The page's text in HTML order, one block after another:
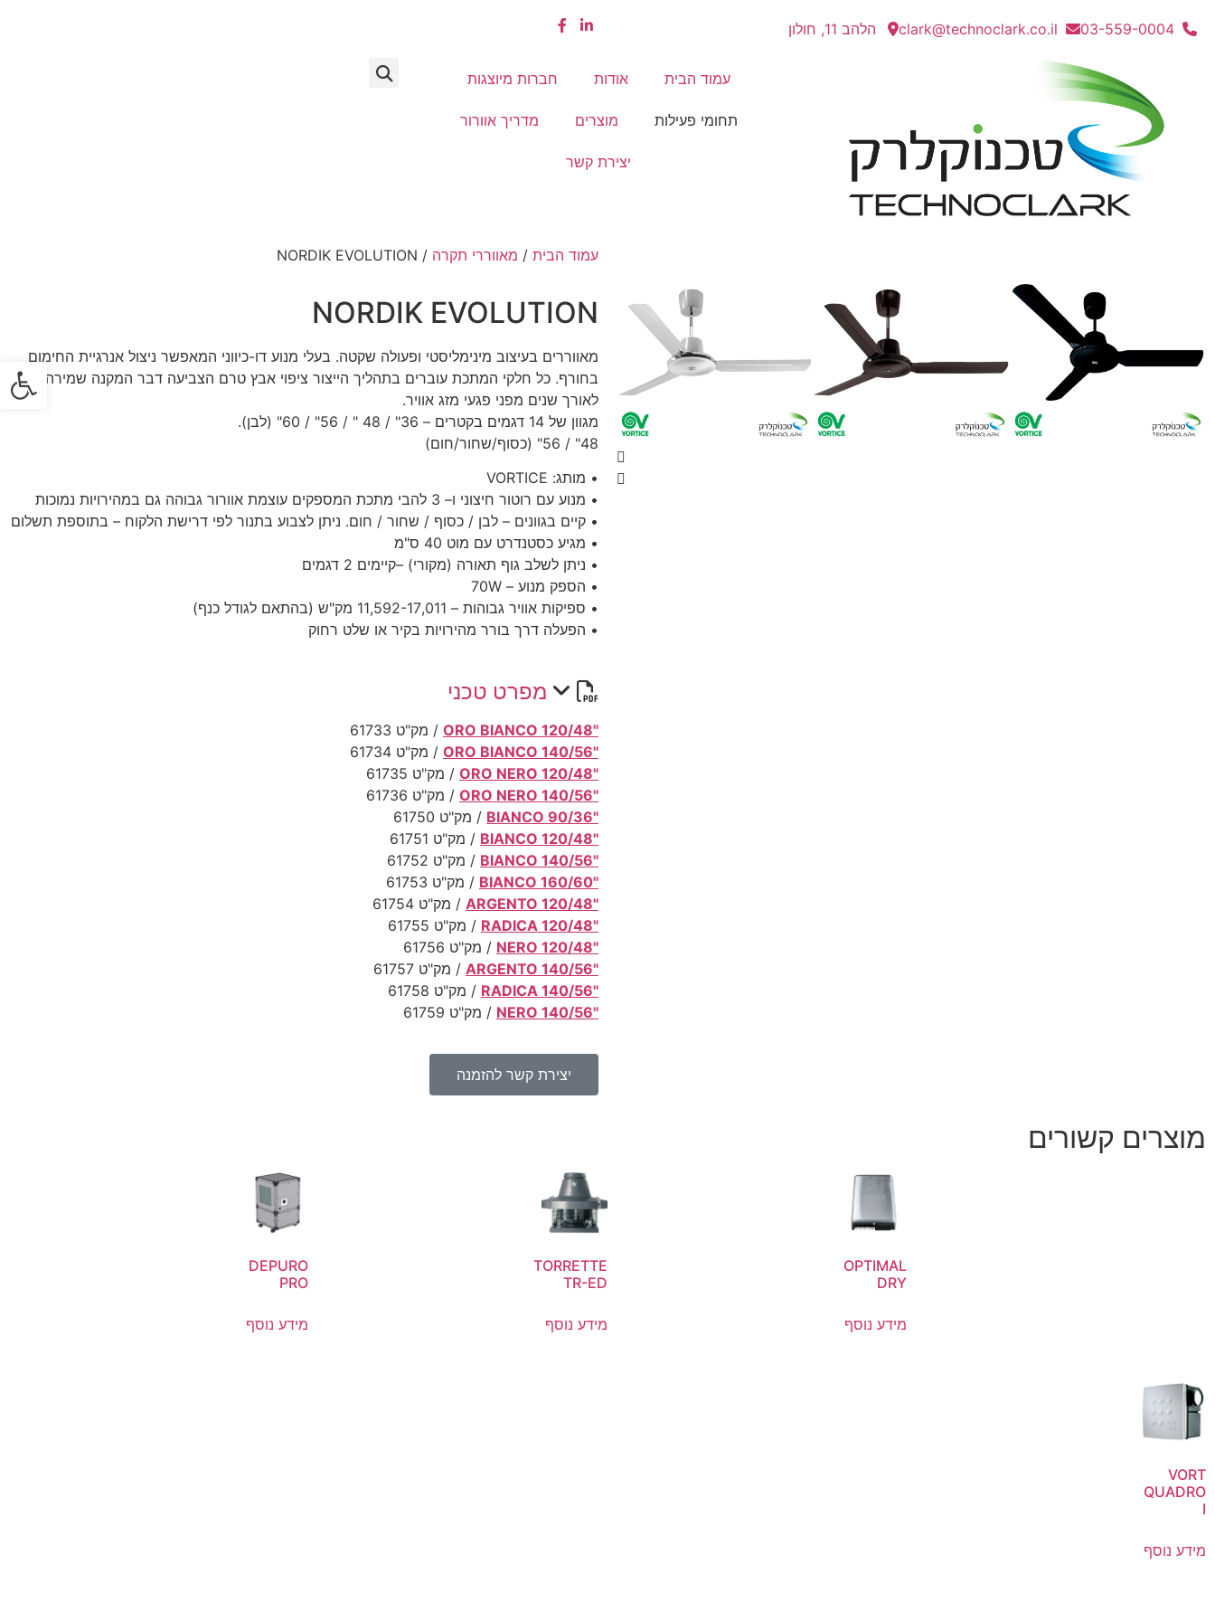
03-559-0004
clark@technoclark.co.il הלהב 11, חולון
עמוד הבית אודות חברות מיוצגות
תחומי פעילות מוצרים מדריך אוורור
יצירת קשר
עמוד הבית / מאווררי תקרה / NORDIK EVOLUTION
NORDIK EVOLUTION
מאווררים בעיצוב מינימליסטי ופעולה שקטה. בעלי מנוע דו-כיווני המאפשר ניצול אנרגיית החימום
בחורף. כל חלקי המתכת עוברים בתהליך הייצור ציפוי אבץ טרם הצביעה דבר המקנה שמירה
לאורך שנים מפני פגעי מזג אוויר.
מגוון של 14 דגמים בקטרים – 36" / 48 " / 56" / 60" (לבן).
48" / 56" (כסוף/שחור/חום)
• מותג: VORTICE
• מנוע עם רוטור חיצוני ו– 3 להבי מתכת המספקים עוצמת אוורור גבוהה גם במהירויות נמוכות
• קיים בגוונים – לבן / כסוף / שחור / חום. ניתן לצבוע בתנור לפי דרישת הלקוח – בתוספת תשלום
• מגיע כסטנדרט עם מוט 40 ס"מ
• ניתן לשלב גוף תאורה (מקורי) –קיימים 2 דגמים
• הספק מנוע – 70W
• ספיקות אוויר גבוהות – 11,592-17,011 מק"ש (בהתאם לגודל כנף)
• הפעלה דרך בורר מהירויות בקיר או שלט רחוק
מפרט טכני
"120/48 ORO BIANCO
/ מק"ט 61733
"140/56 ORO BIANCO
/ מק"ט 61734
"120/48 ORO NERO
/ מק"ט 61735
"140/56 ORO NERO
/ מק"ט 61736
"90/36 BIANCO
/ מק"ט 61750
"120/48 BIANCO
/ מק"ט 61751
"140/56 BIANCO
/ מק"ט 61752
"160/60 BIANCO
/ מק"ט 61753
"120/48 ARGENTO
/ מק"ט 61754
"120/48 RADICA
/ מק"ט 61755
"120/48 NERO
/ מק"ט 61756
"140/56 ARGENTO
/ מק"ט 61757
"140/56 RADICA
/ מק"ט 61758
"140/56 NERO
/ מק"ט 61759
יצירת קשר להזמנה
מוצרים קשורים
OPTIMAL
DRY
מידע נוסף
TORRETTE
TR-ED
מידע נוסף
DEPURO
PRO
מידע נוסף
VORT
QUADRO
I
מידע נוסף